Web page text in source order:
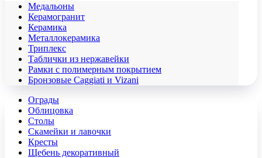
Медальоны
Керамогранит
Керамика
Металлокерамика
Триплекс
Таблички из нержавейки
Рамки с полимерным покрытием
Бронзовые Caggiati и Vizani
Ограды
Облицовка
Столы
Скамейки и лавочки
Кресты
Щебень декоративный